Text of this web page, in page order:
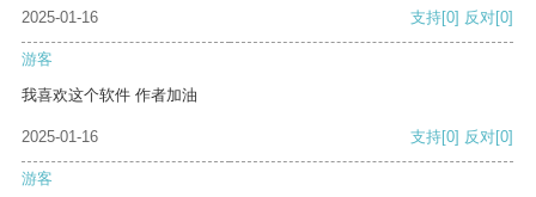
2025-01-16 支持[0] 反对[0]
游客
我喜欢这个软件 作者加油
2025-01-16 支持[0] 反对[0]
游客